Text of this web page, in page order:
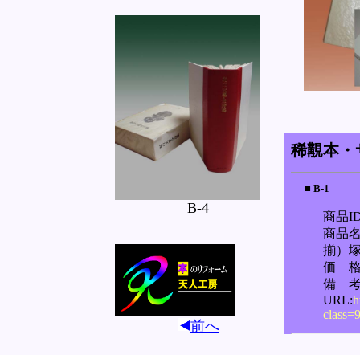
B-4
前へ